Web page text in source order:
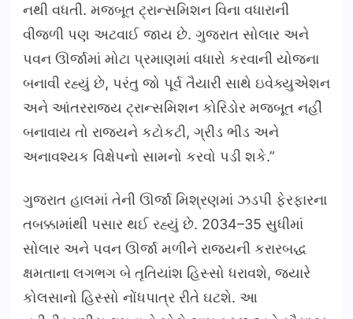
નથી વધતી. મજબૂત ટ્રાન્સમિશન વિના વધારાની
વીજળી પણ અટવાઈ જાય છે. ગુજરાત સોલાર અને
પવન ઊર્જામાં મોટા પ્રમાણમાં વધારો કરવાની યોજના
બનાવી રહ્યું છે, પરંતુ જો પૂર્વ તૈયારી સાથે ઇવેક્યુએશન
અને આંતરરાજ્ય ટ્રાન્સમિશન કોરિડોર મજબૂત નહીં
બનાવાય તો રાજ્યને કટોકટી, ગ્રીડ ભીડ અને
અનાવશ્યક વિક્ષેપનો સામનો કરવો પડી શકે.”
ગુજરાત હાલમાં તેની ઊર્જા મિશ્રણમાં ઝડપી ફેરફારના
તબક્કામાંથી પસાર થઈ રહ્યું છે. 2034–35 સુધીમાં
સોલાર અને પવન ઊર્જા મળીને રાજ્યની કરારબદ્ધ
ક્ષમતાના લગભગ બે તૃતિયાંશ હિસ્સો ધરાવશે, જ્યારે
કોલસાનો હિસ્સો નોંધપાત્ર રીતે ઘટશે. આ